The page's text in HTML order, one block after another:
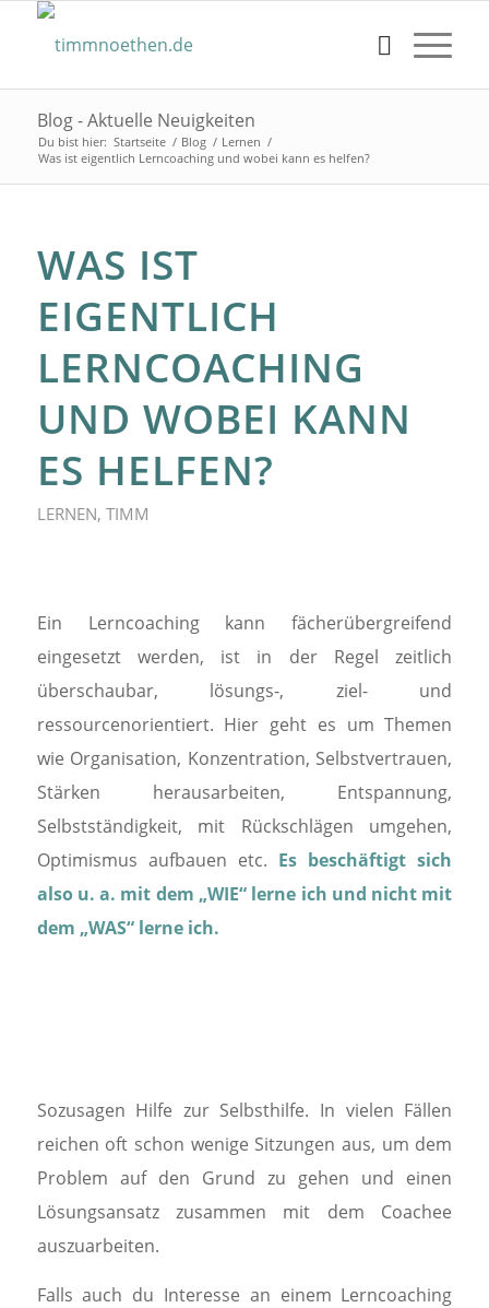
Blog - Aktuelle Neuigkeiten
Du bist hier: Startseite / Blog / Lernen /
Was ist eigentlich Lerncoaching und wobei kann es helfen?
WAS IST
EIGENTLICH
LERNCOACHING
UND WOBEI KANN
ES HELFEN?
LERNEN, TIMM
Ein Lerncoaching kann fächerübergreifend
eingesetzt werden, ist in der Regel zeitlich
überschaubar, lösungs-, ziel- und
ressourcenorientiert. Hier geht es um Themen
wie Organisation, Konzentration, Selbstvertrauen,
Stärken herausarbeiten, Entspannung,
Selbstständigkeit, mit Rückschlägen umgehen,
Optimismus aufbauen etc. Es beschäftigt sich
also u. a. mit dem „WIE“ lerne ich und nicht mit
dem „WAS“ lerne ich.
Sozusagen Hilfe zur Selbsthilfe. In vielen Fällen
reichen oft schon wenige Sitzungen aus, um dem
Problem auf den Grund zu gehen und einen
Lösungsansatz zusammen mit dem Coachee
auszuarbeiten.
Falls auch du Interesse an einem Lerncoaching